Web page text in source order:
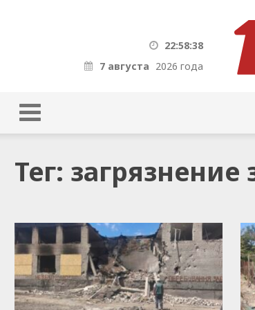
22:58:39
7 августа 2026 года
Тег: загрязнение